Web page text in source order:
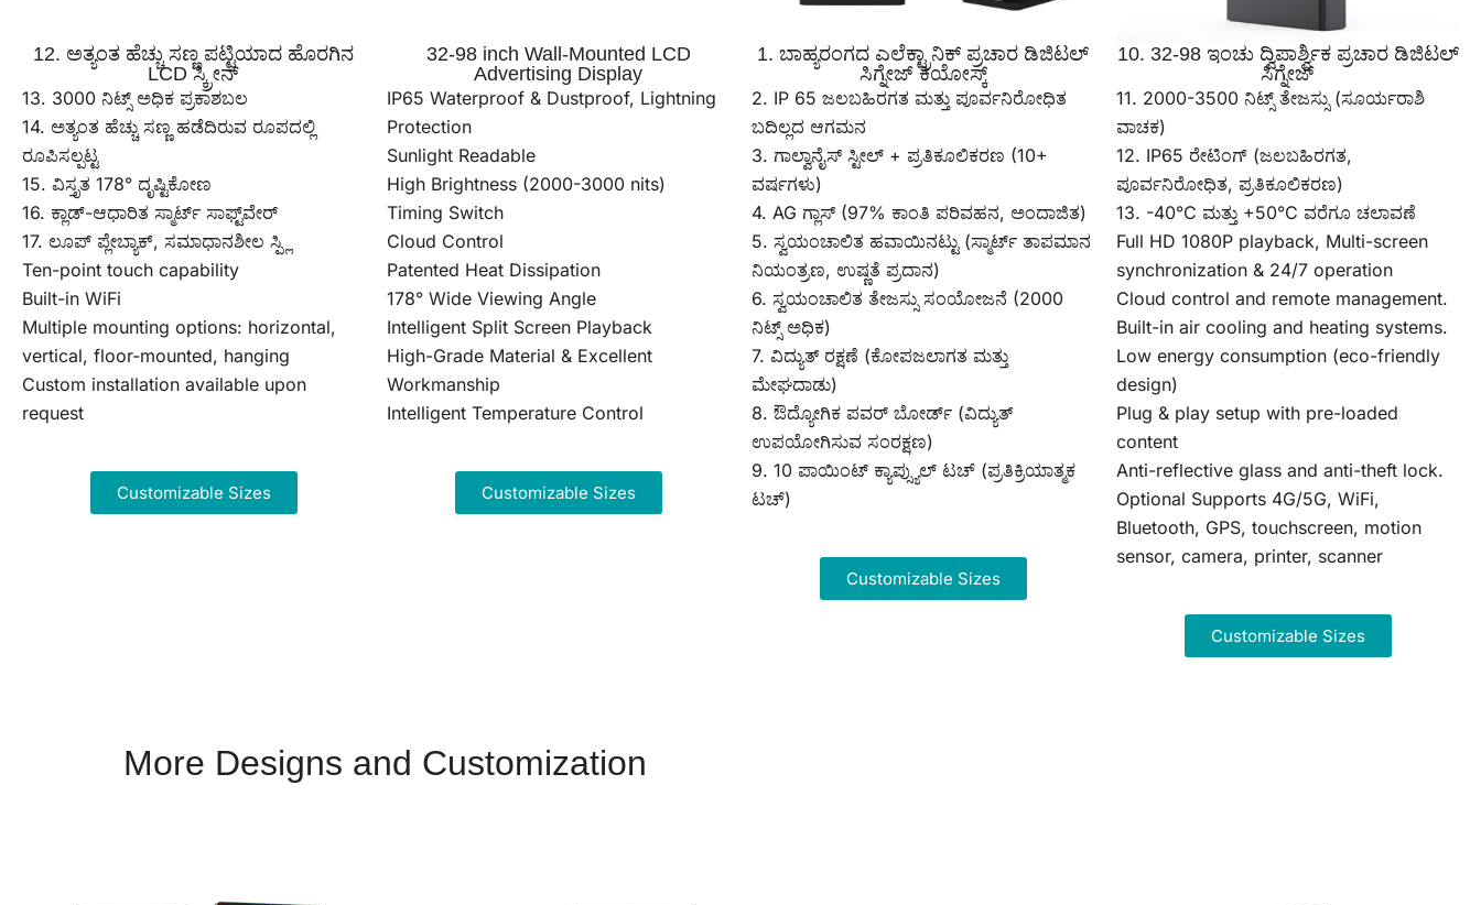
12. ಅತ್ಯಂತ ಹೆಚ್ಚು ಸಣ್ಣ ಪಟ್ಟಿಯಾದ ಹೊರಗಿನ
LCD ಸ್ಕ್ರೀನ್
13. 3000 ನಿಟ್ಸ್ ಅಧಿಕ ಪ್ರಕಾಶಬಲ
14. ಅತ್ಯಂತ ಹೆಚ್ಚು ಸಣ್ಣ ಹಡೆದಿರುವ ರೂಪದಲ್ಲಿ
ರೂಪಿಸಲ್ಪಟ್ಟ
15. ವಿಸ್ತೃತ 178° ದೃಷ್ಟಿಕೋಣ
16. ಕ್ಲಾಡ್-ಆಧಾರಿತ ಸ್ಮಾರ್ಟ್ ಸಾಫ್ಟ್‌ವೇರ್
17. ಲೂಪ್ ಪ್ಲೇಬ್ಯಾಕ್, ಸಮಾಧಾನಶೀಲ ಸ್ಪ್ಲಿ
Ten-point touch capability
Built-in WiFi
Multiple mounting options: horizontal,
vertical, floor-mounted, hanging
Custom installation available upon
request
Customizable Sizes
32-98 inch Wall-Mounted LCD
Advertising Display
IP65 Waterproof & Dustproof, Lightning
Protection
Sunlight Readable
High Brightness (2000-3000 nits)
Timing Switch
Cloud Control
Patented Heat Dissipation
178° Wide Viewing Angle
Intelligent Split Screen Playback
High-Grade Material & Excellent
Workmanship
Intelligent Temperature Control
Customizable Sizes
1. ಬಾಹ್ಯರಂಗದ ಎಲೆಕ್ಟ್ರಾನಿಕ್ ಪ್ರಚಾರ ಡಿಜಿಟಲ್
ಸಿಗ್ನೇಜ್ ಕಿಯೋಸ್ಕ್
2. IP 65 ಜಲಬಹಿರಗತ ಮತ್ತು ಪೂರ್ವನಿರೋಧಿತ
ಬದಿಲ್ಲದ ಆಗಮನ
3. ಗಾಲ್ವಾನೈಸ್ ಸ್ಟೀಲ್ + ಪ್ರತಿಕೂಲಿಕರಣ (10+
ವರ್ಷಗಳು)
4. AG ಗ್ಲಾಸ್ (97% ಕಾಂತಿ ಪರಿವಹನ, ಅಂದಾಜಿತ)
5. ಸ್ವಯಂಚಾಲಿತ ಹವಾಯಿನಟ್ಟು (ಸ್ಮಾರ್ಟ್ ತಾಪಮಾನ
ನಿಯಂತ್ರಣ, ಉಷ್ಣತೆ ಪ್ರದಾನ)
6. ಸ್ವಯಂಚಾಲಿತ ತೇಜಸ್ಸು ಸಂಯೋಜನೆ (2000
ನಿಟ್ಸ್ ಅಧಿಕ)
7. ವಿದ್ಯುತ್ ರಕ್ಷಣೆ (ಕೋಪಜಲಾಗತ ಮತ್ತು
ಮೇಘದಾಡು)
8. ಔದ್ಯೋಗಿಕ ಪವರ್ ಬೋರ್ಡ್ (ವಿದ್ಯುತ್
ಉಪಯೋಗಿಸುವ ಸಂರಕ್ಷಣ)
9. 10 ಪಾಯಿಂಟ್ ಕ್ಯಾಪ್ಸ್ಯುಲ್ ಟಚ್ (ಪ್ರತಿಕ್ರಿಯಾತ್ಮಕ
ಟಚ್)
Customizable Sizes
10. 32-98 ಇಂಚು ದ್ವಿಪಾರ್ಶ್ವಿಕ ಪ್ರಚಾರ ಡಿಜಿಟಲ್
ಸಿಗ್ನೇಜ್
11. 2000-3500 ನಿಟ್ಸ್ ತೇಜಸ್ಸು (ಸೂರ್ಯರಾಶಿ
ವಾಚಕ)
12. IP65 ರೇಟಿಂಗ್ (ಜಲಬಹಿರಗತ,
ಪೂರ್ವನಿರೋಧಿತ, ಪ್ರತಿಕೂಲಿಕರಣ)
13. -40°C ಮತ್ತು +50°C ವರೆಗೂ ಚಲಾವಣೆ
Full HD 1080P playback, Multi-screen
synchronization & 24/7 operation
Cloud control and remote management.
Built-in air cooling and heating systems.
Low energy consumption (eco-friendly
design)
Plug & play setup with pre-loaded
content
Anti-reflective glass and anti-theft lock.
Optional Supports 4G/5G, WiFi,
Bluetooth, GPS, touchscreen, motion
sensor, camera, printer, scanner
Customizable Sizes
More Designs and Customization